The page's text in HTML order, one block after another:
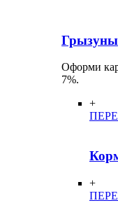
Грызуны
Оформи
7%.
+
+